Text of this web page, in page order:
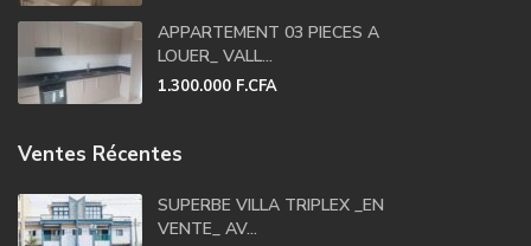
APPARTEMENT 03 PIECES A
LOUER_ VALL...
1.300.000 F.CFA
Ventes Récentes
SUPERBE VILLA TRIPLEX _EN
VENTE_ AV...